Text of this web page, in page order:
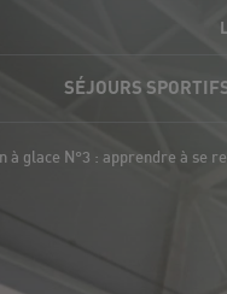
SÉJOURS
à glace N°3 : apprendre à se